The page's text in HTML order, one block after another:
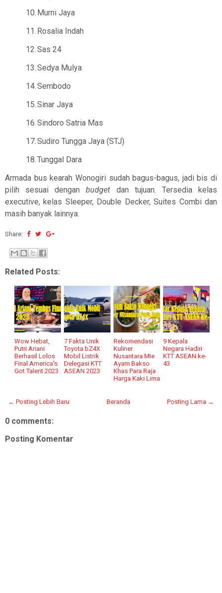
10. Murni Jaya
11. Rosalia Indah
12.Sas 24
13.Sedya Mulya
14.Sembodo
15.Sinar Jaya
16.Sindoro Satria Mas
17.Sudiro Tungga Jaya (STJ)
18.Tunggal Dara
Armada bus kearah Wonogiri sudah bagus-bagus, jadi bis di
pilih sesuai denganbudget dan tujuan. Tersedia kelas
executive, kelas Sleeper, Double Decker, Suites Combi dan
masih banyak lainnya.
Share:
Related Posts:
Wow Hebat,
Putri Ariani
Berhasil Lolos
Final America's
Got Talent 2023
7 Fakta Unik
Toyota bZ4X
Mobil Listrik
Delegasi KTT
ASEAN 2023
Rekomendasi
Kuliner
Nusantara Mie
Ayam Bakso
Khas Para Raja
Harga Kaki Lima
9 Kepala
Negara Hadiri
KTT ASEAN ke-
43
← Posting Lebih Baru Posting Lama →
Beranda
0 comments:
Posting Komentar